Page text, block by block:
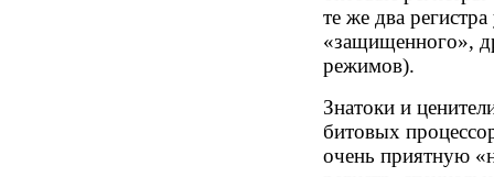
те же два
«защищенного»,
режимов).
Знатоки и
битовых
очень приятную